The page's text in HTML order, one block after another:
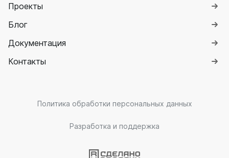
Проекты
Блог
Документация
Контакты
Политика обработки персональных данных
Разработка и поддержка